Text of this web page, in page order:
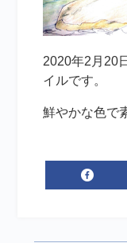
2020年2月
イルです。
鮮やかな色で